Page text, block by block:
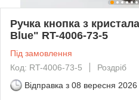
Ручка кнопка з
Blue" RT-4006-73-5
Під замовлення
Код: RT-4006-73-5
Роздріб
Відправка з 08 вересня 2026